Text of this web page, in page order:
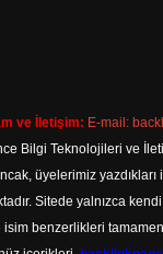
ve İletişim: E-mail:
Bilgi Teknolojileri ve
üyelerimiz
Sitede yalnızca
isim benzerlikleri